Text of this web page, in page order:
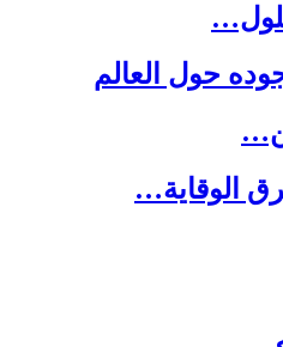
حول العالم
الوقاية…